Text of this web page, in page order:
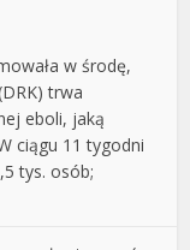
w środę,
trwa
eboli, jaką
ciągu 11 tygodni
tys. osób;